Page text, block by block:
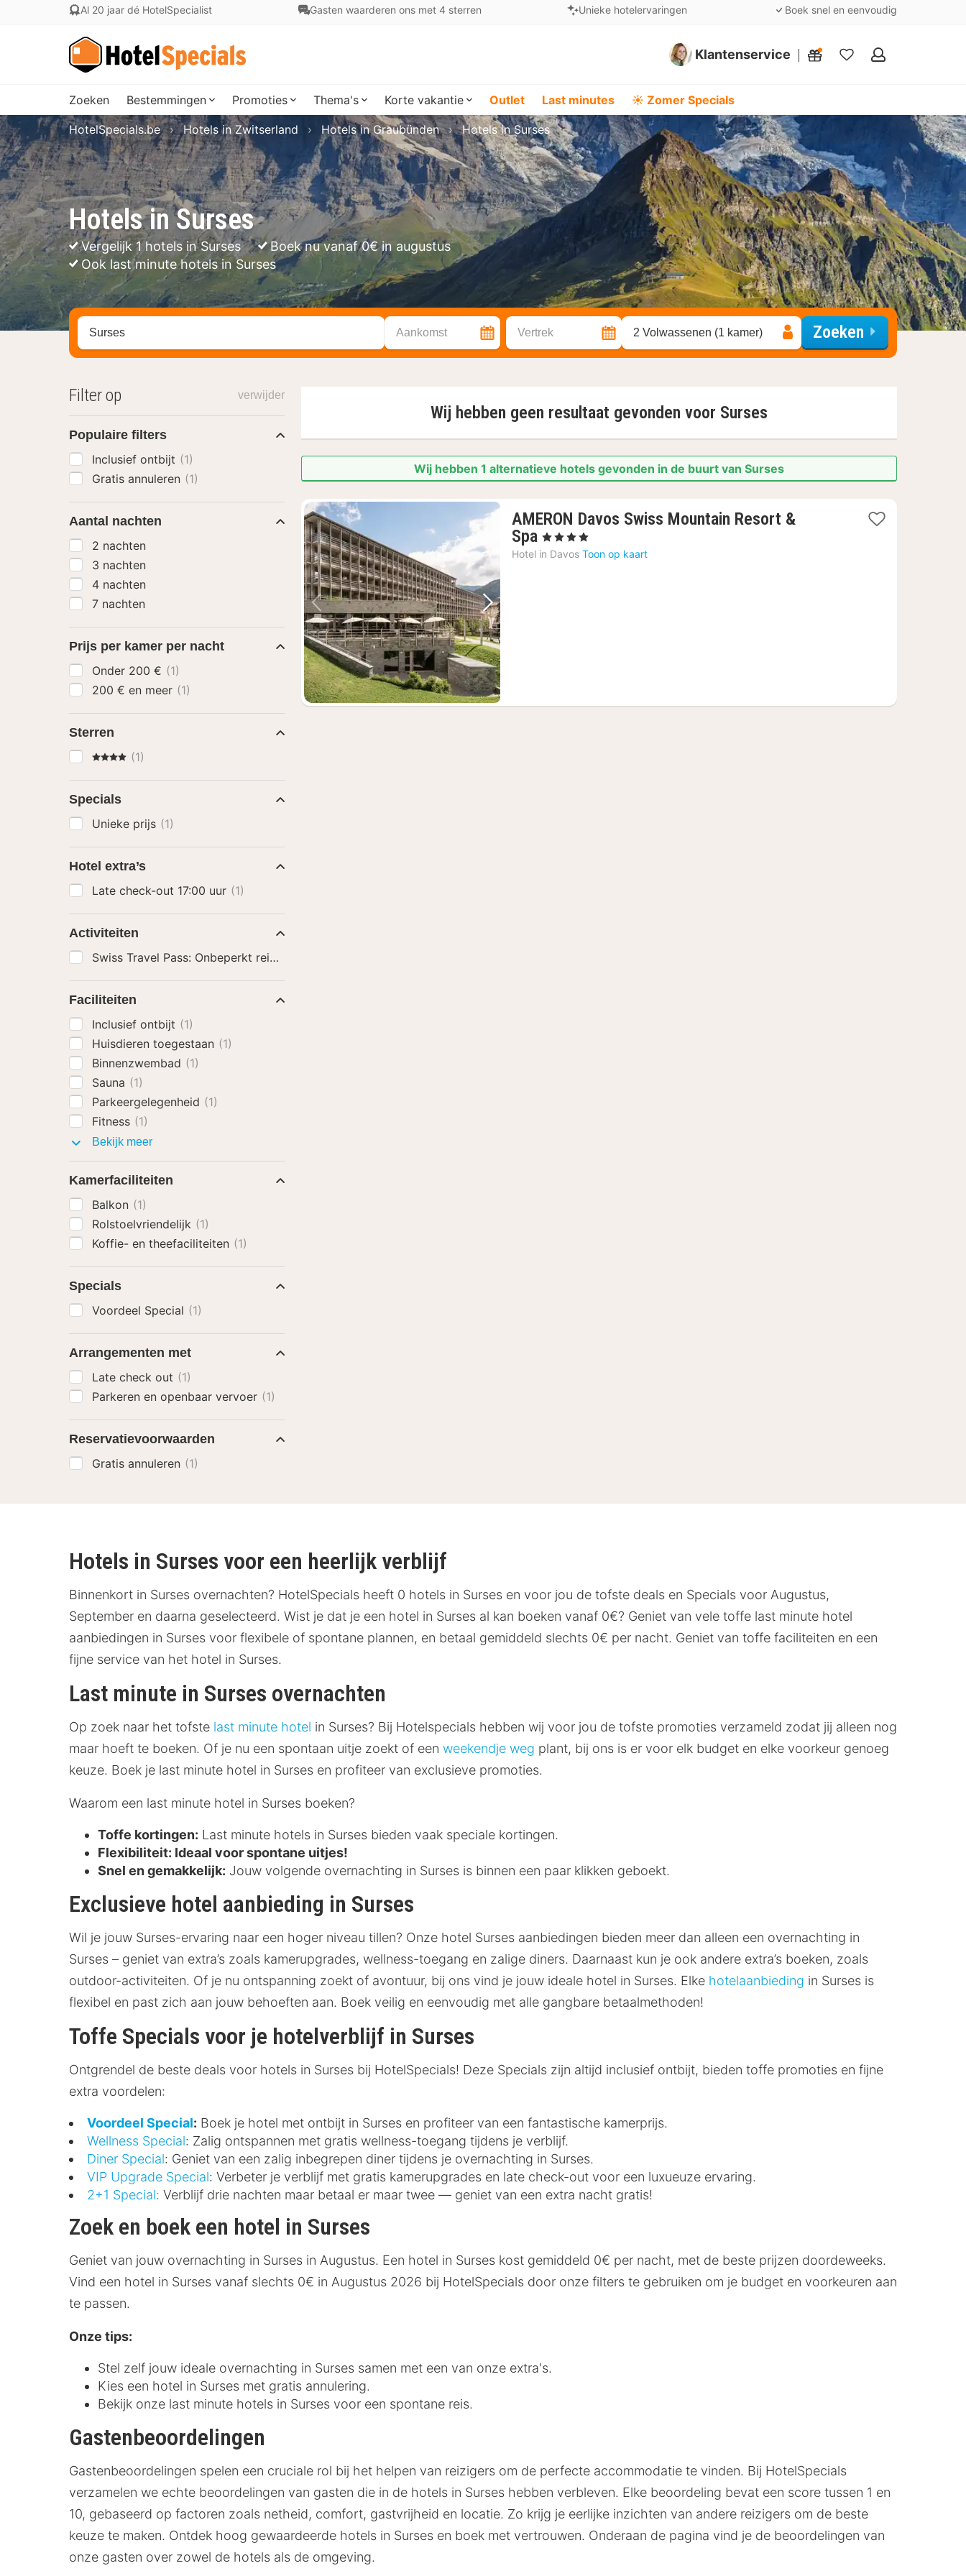
Al 20 jaar dé HotelSpecialist Gasten waarderen ons met 4 sterren Unieke hotelervaringen Boek snel en eenvoudig
Klantenservice
Mijn
Zoeken Bestemmingen Promoties Thema's Korte vakantie Outlet Last minutes ☀️ Zomer Specials
Hotels in Surses
Vergelijk 1 hotels in Surses
Boek nu vanaf 0€ in augustus
Ook last minute hotels in Surses
HotelSpecials.be Hotels in Zwitserland Hotels in Graubünden Hotels in Surses
Zoek op hotel, regio of stad Aankomst Vertrek 2 Volwassenen (1 kamer) Zoeken
Wij hebben geen resultaat gevonden voor Surses
Wij hebben 1 alternatieve hotels gevonden in de buurt van Surses
Vorige foto Volgende foto
AMERON Davos Swiss Mountain Resort &
Spa 1
nacht
, 4 Sterren
Hotel in Davos Toon op kaart
Filter op verwijder
Populaire filters
Inclusief ontbijt (1)
Gratis annuleren (1)
Aantal nachten
2 nachten
3 nachten
4 nachten
7 nachten
Prijs per kamer per nacht
Onder 200 € (1)
200 € en meer (1)
Sterren
4 Sterren
(1)
Specials
Unieke prijs (1)
Hotel extra’s
Late check-out 17:00 uur (1)
Activiteiten
Swiss Travel Pass: Onbeperkt reizen met trein, bus en boot
Faciliteiten
Inclusief ontbijt (1)
Huisdieren toegestaan (1)
Binnenzwembad (1)
Sauna (1)
Parkeergelegenheid (1)
Fitness (1)
Bekijk meerFaciliteiten
Kamerfaciliteiten
Balkon (1)
Rolstoelvriendelijk (1)
Koffie- en theefaciliteiten (1)
Specials
Voordeel Special (1)
Arrangementen met
Late check out (1)
Parkeren en openbaar vervoer (1)
Reservatievoorwaarden
Gratis annuleren (1)
Hotels in Surses voor een heerlijk verblijf
Binnenkort in Surses overnachten? HotelSpecials heeft 0 hotels in Surses en voor jou de tofste deals en Specials voor Augustus,
September en daarna geselecteerd. Wist je dat je een hotel in Surses al kan boeken vanaf 0€? Geniet van vele toffe last minute hotel
aanbiedingen in Surses voor flexibele of spontane plannen, en betaal gemiddeld slechts 0€ per nacht. Geniet van toffe faciliteiten en een
fijne service van het hotel in Surses.
Last minute in Surses overnachten
Op zoek naar het tofste last minute hotel in Surses? Bij Hotelspecials hebben wij voor jou de tofste promoties verzameld zodat jij alleen nog
maar hoeft te boeken. Of je nu een spontaan uitje zoekt of een weekendje weg plant, bij ons is er voor elk budget en elke voorkeur genoeg
keuze. Boek je last minute hotel in Surses en profiteer van exclusieve promoties.
Waarom een last minute hotel in Surses boeken?
Toffe kortingen: Last minute hotels in Surses bieden vaak speciale kortingen.
Flexibiliteit: Ideaal voor spontane uitjes!
Snel en gemakkelijk: Jouw volgende overnachting in Surses is binnen een paar klikken geboekt.
Exclusieve hotel aanbieding in Surses
Wil je jouw Surses-ervaring naar een hoger niveau tillen? Onze hotel Surses aanbiedingen bieden meer dan alleen een overnachting in
Surses – geniet van extra’s zoals kamerupgrades, wellness-toegang en zalige diners. Daarnaast kun je ook andere extra’s boeken, zoals
outdoor-activiteiten. Of je nu ontspanning zoekt of avontuur, bij ons vind je jouw ideale hotel in Surses. Elke hotelaanbieding in Surses is
flexibel en past zich aan jouw behoeften aan. Boek veilig en eenvoudig met alle gangbare betaalmethoden!
Toffe Specials voor je hotelverblijf in Surses
Ontgrendel de beste deals voor hotels in Surses bij HotelSpecials! Deze Specials zijn altijd inclusief ontbijt, bieden toffe promoties en fijne
extra voordelen:
Voordeel Special: Boek je hotel met ontbijt in Surses en profiteer van een fantastische kamerprijs.
Wellness Special: Zalig ontspannen met gratis wellness-toegang tijdens je verblijf.
Diner Special: Geniet van een zalig inbegrepen diner tijdens je overnachting in Surses.
VIP Upgrade Special: Verbeter je verblijf met gratis kamerupgrades en late check-out voor een luxueuze ervaring.
2+1 Special: Verblijf drie nachten maar betaal er maar twee — geniet van een extra nacht gratis!
Zoek en boek een hotel in Surses
Geniet van jouw overnachting in Surses in Augustus. Een hotel in Surses kost gemiddeld 0€ per nacht, met de beste prijzen doordeweeks.
Vind een hotel in Surses vanaf slechts 0€ in Augustus 2026 bij HotelSpecials door onze filters te gebruiken om je budget en voorkeuren aan
te passen.
Onze tips:
Stel zelf jouw ideale overnachting in Surses samen met een van onze extra's.
Kies een hotel in Surses met gratis annulering.
Bekijk onze last minute hotels in Surses voor een spontane reis.
Gastenbeoordelingen
Gastenbeoordelingen spelen een cruciale rol bij het helpen van reizigers om de perfecte accommodatie te vinden. Bij HotelSpecials
verzamelen we echte beoordelingen van gasten die in de hotels in Surses hebben verbleven. Elke beoordeling bevat een score tussen 1 en
10, gebaseerd op factoren zoals netheid, comfort, gastvrijheid en locatie. Zo krijg je eerlijke inzichten van andere reizigers om de beste
keuze te maken. Ontdek hoog gewaardeerde hotels in Surses en boek met vertrouwen. Onderaan de pagina vind je de beoordelingen van
onze gasten over zowel de hotels als de omgeving.